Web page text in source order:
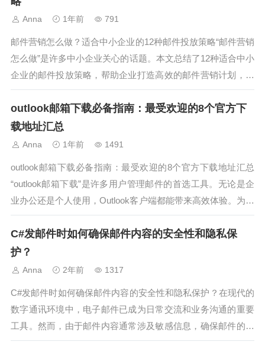
Anna 1年前 791
邮件营销怎么做？适合中小企业的12种邮件投放策略“邮件营销
怎么做”是许多中小企业关心的话题。本文总结了12种适合中小
企业的邮件投放策略，帮助企业打造高效的邮件营销计划，提
升客户转化率。策略1：建立高质量邮件列表避免购买垃圾名
单，注重自然增长和客户主动订阅。策略2：个性化邮件内容
根据客户兴趣和行为定制...
outlook邮箱下载必备指南：最受欢迎的8个官方下
载地址汇总
Anna 1年前 1491
outlook邮箱下载必备指南：最受欢迎的8个官方下载地址汇总
“outlook邮箱下载”是许多用户管理邮件的首选工具。无论是企
业办公还是个人使用，Outlook客户端都能带来高效体验。为了
帮助大家快速获取官方正版Outlook邮箱软件，本文整理了8个
最受欢迎的官方下载地址，确保你下载安全无忧。1....
C#发邮件时如何确保邮件内容的安全性和隐私保
护？
Anna 2年前 1317
C#发邮件时如何确保邮件内容的安全性和隐私保护？在现代的
数字通讯环境中，电子邮件已成为日常交流和业务沟通的重要
工具。然而，由于邮件内容通常涉及敏感信息，确保邮件的安
全性和隐私保护变得尤为重要。使用C#发邮件时，我们需要采